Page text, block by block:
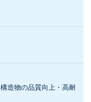
造物の品質向上・高耐